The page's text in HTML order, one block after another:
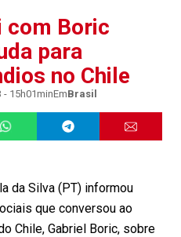
com Boric
para
no Chile
15h01minEmBrasil
da Silva (PT) informou
que conversou ao
Chile, Gabriel Boric, sobre